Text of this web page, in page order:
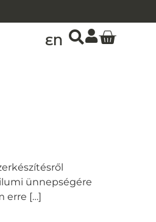
EN
ünnepségére
erre […]